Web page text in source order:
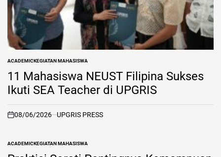
POSTED
IN
ACADEMICKEGIATAN MAHASISWA
11 Mahasiswa NEUST Filipina Sukses
Ikuti SEA Teacher di UPGRIS
on
08/06/2026 UPGRIS PRESS
POSTED
IN
ACADEMICKEGIATAN MAHASISWA